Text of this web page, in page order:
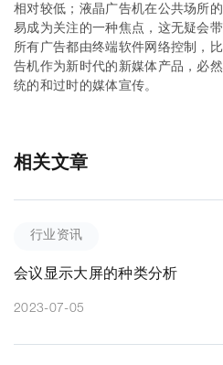
相对较低；液晶广告机在公共场所
易成为关注的一种焦点，这无疑会
所有广告都由终端软件网络控制，
告机作为新时代的新媒体产品，必
统的和过时的媒体宣传。
相关文章
行业资讯
会议显示大屏的种类分析
2023-07-05